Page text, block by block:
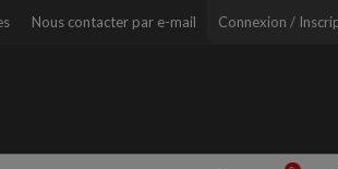
Nous contacter par e-mail Connexion /